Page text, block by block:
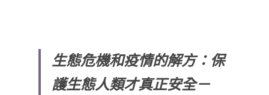
生態危機和疫情的解方：保
護生態人類才真正安全－